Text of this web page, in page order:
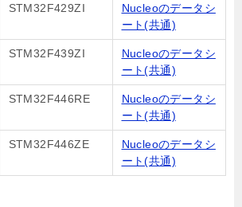
STM32F429ZI
Nucleoのデータシ
ート(共通)
STM32F439ZI
Nucleoのデータシ
ート(共通)
STM32F446RE
Nucleoのデータシ
ート(共通)
STM32F446ZE
Nucleoのデータシ
ート(共通)